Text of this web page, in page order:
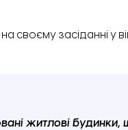
своєму засіданні у
житлові будинки,